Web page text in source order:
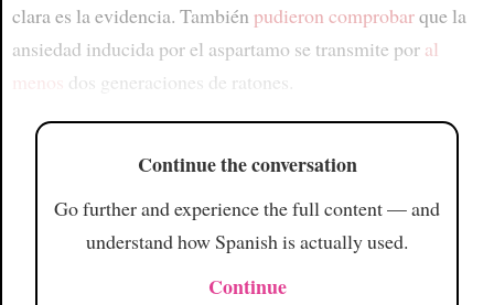
clara es la evidencia. También pudieron comprobarque la
ansiedad inducida por el aspartamo se transmite por al
menos
dos generaciones de ratones.
Continue the conversation
Go further and experience the full content — and
understand how Spanish is actually used.
Continue